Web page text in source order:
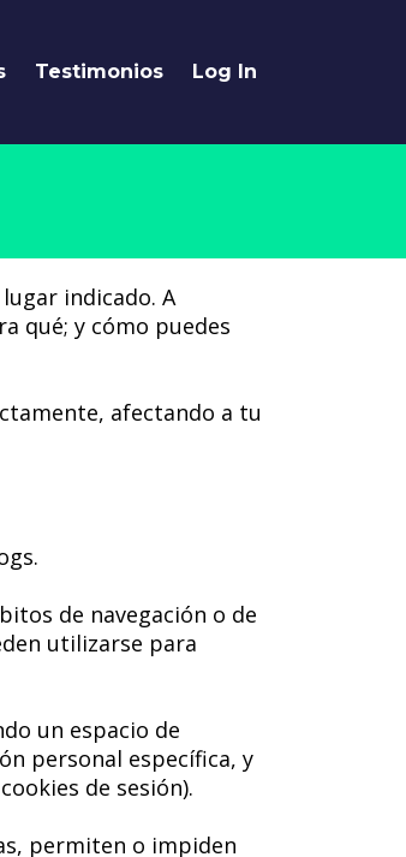
Testimonios Log In
indicado. A
qué; y cómo puedes
afectando a tu
de navegación o de
utilizarse para
un espacio de
personal específica, y
de sesión).
permiten o impiden